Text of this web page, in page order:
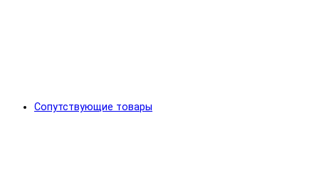
Сопутствующие товары